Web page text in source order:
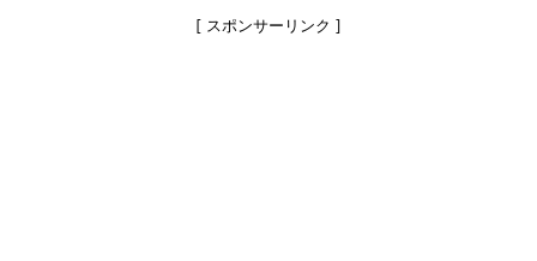
[ スポンサーリンク ]